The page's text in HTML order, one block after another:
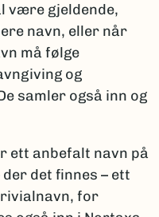
være gjeldende,
navn, eller når
må følge
og
samler også inn og
ett anbefalt navn på
det finnes – ett
for